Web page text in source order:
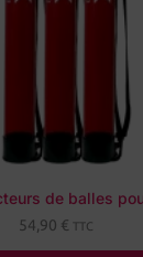
de balles
54,90 € TTC